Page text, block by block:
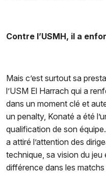
Contre l’USMH, il a
Mais c’est surtout sa
l’USM El Harrach qui a
dans un moment clé et
un penalty, Konaté a été
qualification de son
a attiré l’attention des
technique, sa vision du
différence dans les